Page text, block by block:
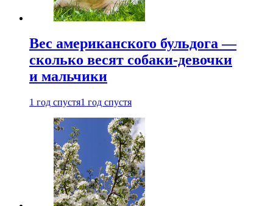
Вес американского бульдога —
сколько весят собаки-девочки
и мальчики
1 год спустя1 год спустя